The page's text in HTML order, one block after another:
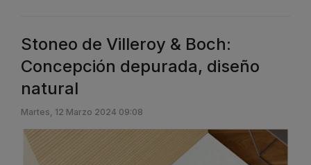
Stoneo de Villeroy & Boch:
Concepción depurada, diseño
natural
Martes, 12 Marzo 2024 09:08